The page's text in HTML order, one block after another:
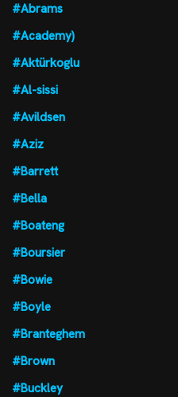
#Abrams
#Academy)
#Aktürkoglu
#Al-sissi
#Avildsen
#Aziz
#Barrett
#Bella
#Boateng
#Boursier
#Bowie
#Boyle
#Branteghem
#Brown
#Buckley